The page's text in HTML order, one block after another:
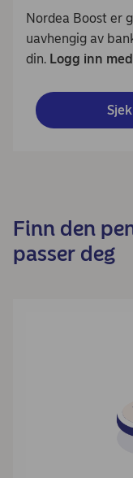
Nordea Boost er
uavhengig av
din. Logg inn
Finn den
passer deg